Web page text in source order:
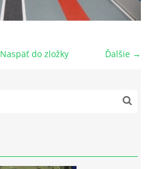
Ďalšie →
Naspäť do zložky